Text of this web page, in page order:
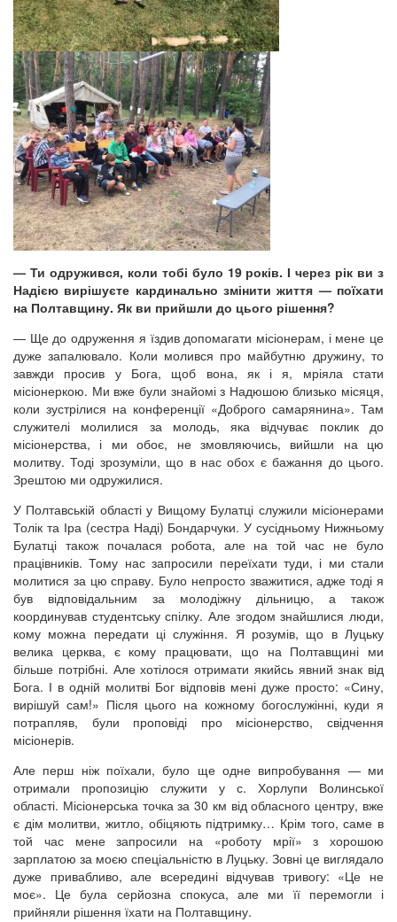
— Ти одружився, коли тобі було 19 років. І через рік ви з
Надією вирішуєте кардинально змінити життя — поїхати
на Полтавщину. Як ви прийшли до цього рішення?
— Ще до одруження я їздив допомагати місіонерам, і мене це
дуже запалювало. Коли молився про майбутню дружину, то
завжди просив у Бога, щоб вона, як і я, мріяла стати
місіонеркою. Ми вже були знайомі з Надюшою близько місяця,
коли зустрілися на конференції «Доброго самарянина». Там
служителі молилися за молодь, яка відчуває поклик до
місіонерства, і ми обоє, не змовляючись, вийшли на цю
молитву. Тоді зрозуміли, що в нас обох є бажання до цього.
Зрештою ми одружилися.
У Полтавській області у Вищому Булатці служили місіонерами
Толік та Іра (сестра Наді) Бондарчуки. У сусідньому Нижньому
Булатці також почалася робота, але на той час не було
працівників. Тому нас запросили переїхати туди, і ми стали
молитися за цю справу. Було непросто зважитися, адже тоді я
був відповідальним за молодіжну дільницю, а також
координував студентську спілку. Але згодом знайшлися люди,
кому можна передати ці служіння. Я розумів, що в Луцьку
велика церква, є кому працювати, що на Полтавщині ми
більше потрібні. Але хотілося отримати якийсь явний знак від
Бога. І в одній молитві Бог відповів мені дуже просто: «Сину,
вирішуй сам!» Після цього на кожному богослужінні, куди я
потрапляв, були проповіді про місіонерство, свідчення
місіонерів.
Але перш ніж поїхали, було ще одне випробування — ми
отримали пропозицію служити у с. Хорлупи Волинської
області. Місіонерська точка за 30 км від обласного центру, вже
є дім молитви, житло, обіцяють підтримку… Крім того, саме в
той час мене запросили на «роботу мрії» з хорошою
зарплатою за моєю спеціальністю в Луцьку. Зовні це виглядало
дуже привабливо, але всередині відчував тривогу: «Це не
моє». Це була серйозна спокуса, але ми її перемогли і
прийняли рішення їхати на Полтавщину.